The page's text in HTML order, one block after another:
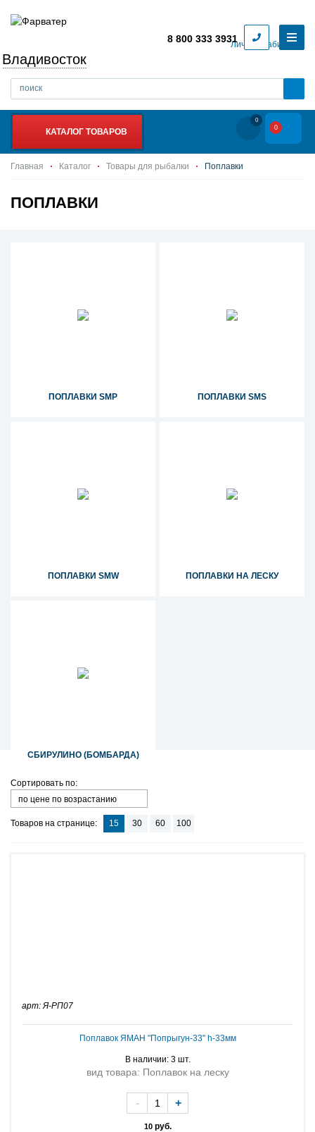
Личный кабинет
Владивосток
8 800 333 3931
КАТАЛОГ ТОВАРОВ
0
0
Главная Каталог Товары для рыбалки Поплавки
ПОПЛАВКИ
ПОПЛАВКИ SMP ПОПЛАВКИ SMS
ПОПЛАВКИ SMW ПОПЛАВКИ НА ЛЕСКУ
СБИРУЛИНО (БОМБАРДА)
Сортировать по:
по цене по возрастанию
Товаров на странице: 15 30 60 100
арт: Я-РП07
Поплавок ЯМАН "Попрыгун-33" h-33мм
В наличии: 3 шт.
вид товара: Поплавок на леску
10руб.
- +